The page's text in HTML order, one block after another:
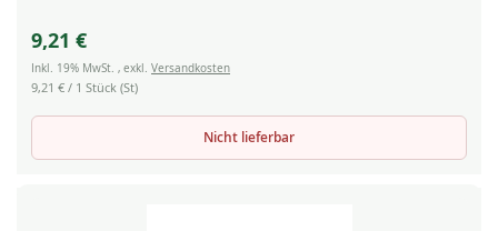
9,21 €
Inkl. 19% MwSt. , exkl. Versandkosten
9,21 € / 1 Stück (St)
Nicht lieferbar